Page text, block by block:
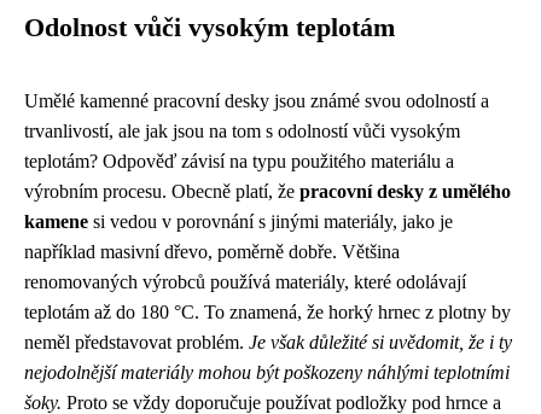
Odolnost vůči vysokým teplotám
Umělé kamenné pracovní desky jsou známé svou odolností a
trvanlivostí, ale jak jsou na tom s odolností vůči vysokým
teplotám? Odpověď závisí na typu použitého materiálu a
výrobním procesu. Obecně platí, že pracovní desky z umělého
kamene si vedou v porovnání s jinými materiály, jako je
například masivní dřevo, poměrně dobře. Většina
renomovaných výrobců používá materiály, které odolávají
teplotám až do 180 °C. To znamená, že horký hrnec z plotny by
neměl představovat problém. Je však důležité si uvědomit, že i ty
nejodolnější materiály mohou být poškozeny náhlými teplotními
šoky. Proto se vždy doporučuje používat podložky pod hrnce a